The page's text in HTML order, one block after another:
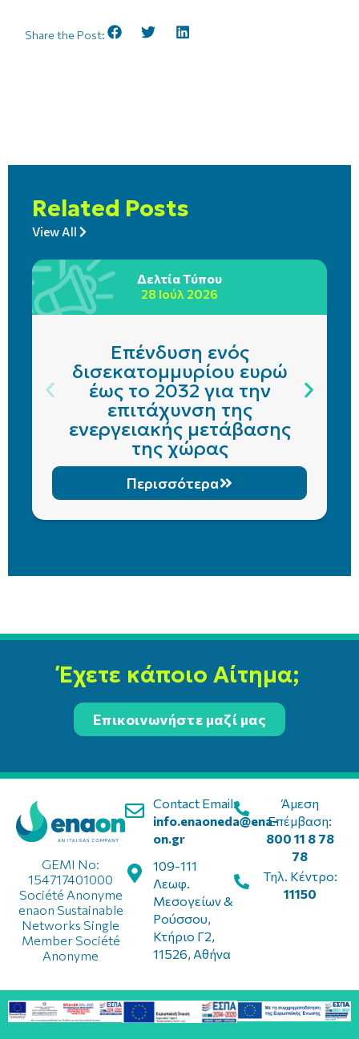
Share the Post:
Related Posts
View All
Δελτία Τύπου
28 Ιούλ 2026
Επένδυση ενός
δισεκατομμυρίου ευρώ
έως το 2032 για την
επιτάχυνση της
ενεργειακής μετάβασης
της χώρας
Περισσότερα
Έχετε κάποιο Αίτημα;
Επικοινωνήστε μαζί μας
Contact Email:
info.enaoneda@ena-
on.gr
109-111
Λεωφ.
Μεσογείων &
Ρούσσου,
Κτήριο Γ2,
11526, Αθήνα
GEMI No:
154717401000
Société Anonyme
enaon Sustainable
Networks Single
Member Société
Anonyme
Άμεση
Επέμβαση:
800 11 8 78
78
Τηλ. Κέντρο:
11150